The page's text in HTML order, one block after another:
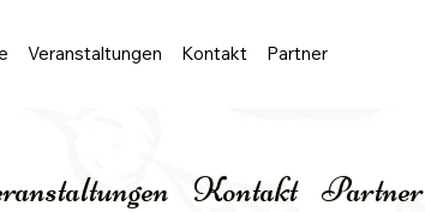
Veranstaltungen Kontakt Partner
Kontakt Partner